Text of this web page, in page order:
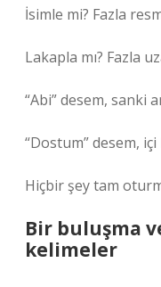
İsimle mi? Fazla
Lakapla mı? Fazla
“Abi” desem, sanki
“Dostum” desem,
Hiçbir şey tam
Bir buluşma
kelimeler